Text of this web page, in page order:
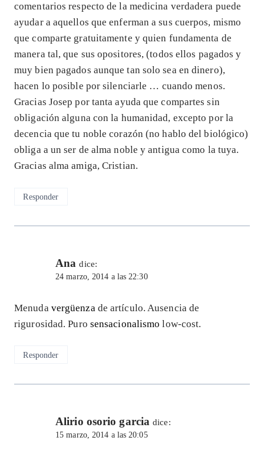
comentarios respecto de la medicina verdadera puede
ayudar a aquellos que enferman a sus cuerpos, mismo
que comparte gratuitamente y quien fundamenta de
manera tal, que sus opositores, (todos ellos pagados y
muy bien pagados aunque tan solo sea en dinero),
hacen lo posible por silenciarle … cuando menos.
Gracias Josep por tanta ayuda que compartes sin
obligación alguna con la humanidad, excepto por la
decencia que tu noble corazón (no hablo del biológico)
obliga a un ser de alma noble y antigua como la tuya.
Gracias alma amiga, Cristian.
Responder
Ana dice:
24 marzo, 2014 a las 22:30
Menuda vergüenza de artículo. Ausencia de
rigurosidad. Puro sensacionalismolow-cost.
Responder
Alirio osorio garcia dice:
15 marzo, 2014 a las 20:05